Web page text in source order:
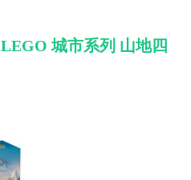
LEGO 城市系列 山地四